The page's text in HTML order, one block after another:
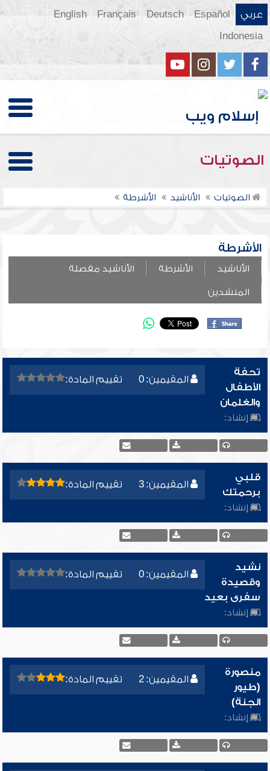
عربي Español
Deutsch
Français
English
Indonesia
الصوتيات
الصوتيات الأناشيد الأشرطة
الأشرطة
الأناشيد الأشرطة الأناشيد مفصلة
المنشدين
المقيمين: 0 تقييم المادة:
تحفة
الأطفال
والغلمان
إنشاد:
المقيمين: 3 تقييم المادة:
قلبي
برحمتك
إنشاد:
المقيمين: 0 تقييم المادة:
نشيد
وقصيدة
سفرى بعيد
إنشاد:
المقيمين: 2 تقييم المادة:
منصورة
(طيور
الجنة)
إنشاد: